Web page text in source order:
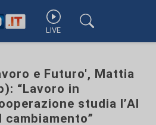
LIVE
e Futuro', Mattia
“Lavoro in
studia l’AI